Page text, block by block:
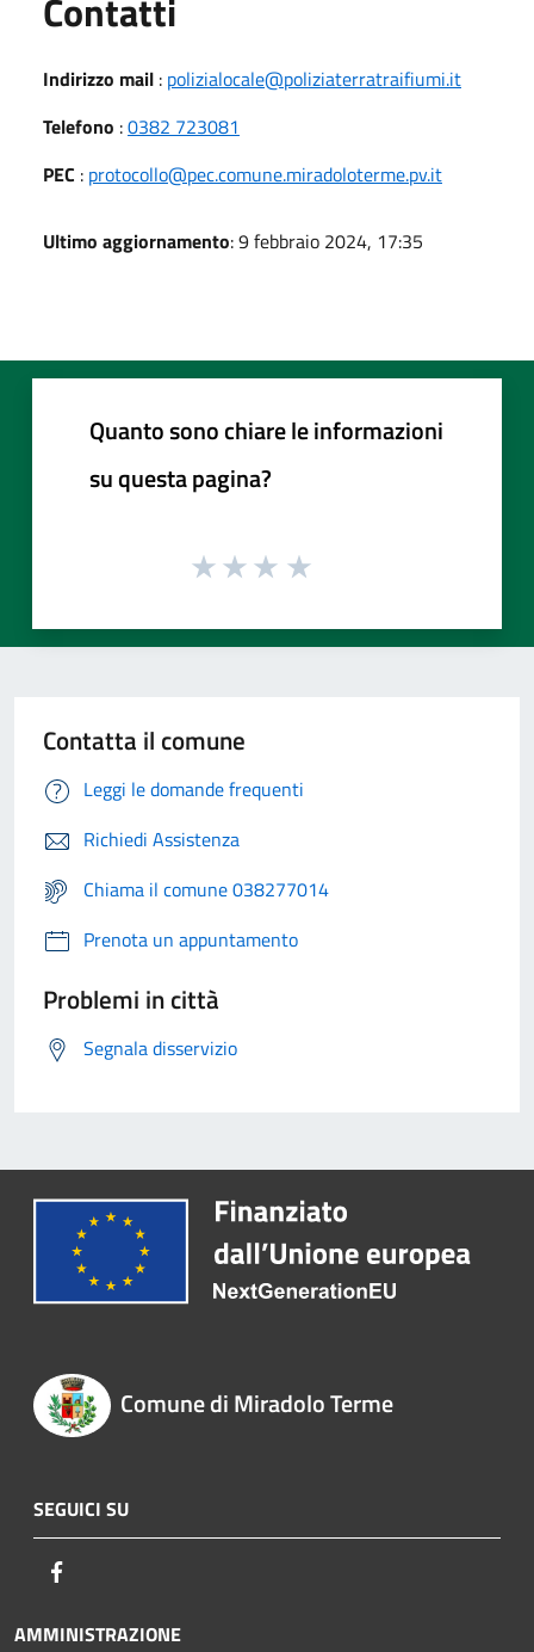
Contatti
Indirizzo mail : polizialocale@poliziaterratraifiumi.it
Telefono :0382 723081
PEC : protocollo@pec.comune.miradoloterme.pv.it
Ultimo aggiornamento: 9 febbraio 2024, 17:35
Quanto sono chiare le informazioni
su questa pagina?
Contatta il comune
Leggi le domande frequenti
Richiedi Assistenza
Chiama il comune 038277014
Prenota un appuntamento
Problemi in città
Segnala disservizio
Comune di Miradolo Terme
SEGUICI SU
AMMINISTRAZIONE